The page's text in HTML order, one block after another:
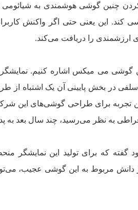
چنین گوشی هوشمندی به شیائومی
کند. این یعنی حتی اگر واکنش
ارزشمندی را دریافت می‌کند.
گوشی می میکس اشاره کنیم.
در بخش پایینی آن یک اشتباه از
تجربه برای طراحی گوشی‌های این
که برای تولید این نمایشگر
دانش مربوط به این گوشی عجیب،